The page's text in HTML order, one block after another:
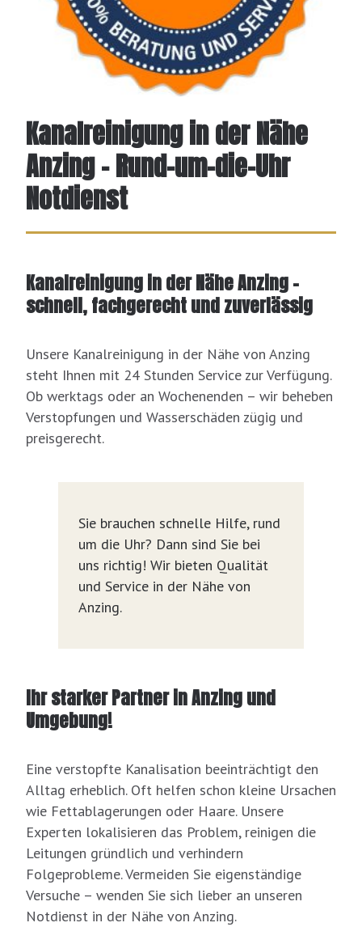
Kanalreinigung in der Nähe
Anzing - Rund-um-die-Uhr
Notdienst
Kanalreinigung in der Nähe Anzing –
schnell, fachgerecht und zuverlässig
Unsere Kanalreinigung in der Nähe von Anzing
steht Ihnen mit 24 Stunden Service zur Verfügung.
Ob werktags oder an Wochenenden – wir beheben
Verstopfungen und Wasserschäden zügig und
preisgerecht.
Sie brauchen schnelle Hilfe, rund
um die Uhr? Dann sind Sie bei
uns richtig! Wir bieten Qualität
und Service in der Nähe von
Anzing.
Ihr starker Partner in Anzing und
Umgebung!
Eine verstopfte Kanalisation beeinträchtigt den
Alltag erheblich. Oft helfen schon kleine Ursachen
wie Fettablagerungen oder Haare. Unsere
Experten lokalisieren das Problem, reinigen die
Leitungen gründlich und verhindern
Folgeprobleme. Vermeiden Sie eigenständige
Versuche – wenden Sie sich lieber an unseren
Notdienst in der Nähe von Anzing.